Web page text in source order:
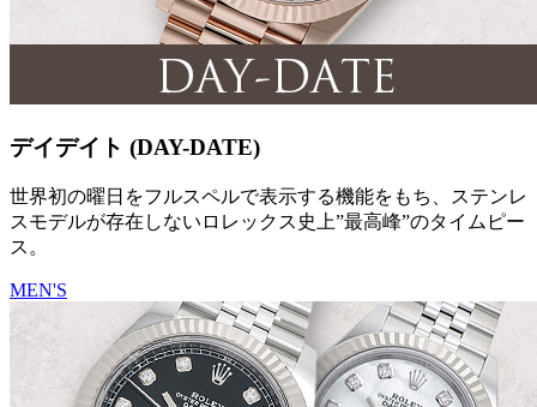
デイデイト (DAY-DATE)
世界初の曜日をフルスペルで表示する機能をもち、ステンレ
スモデルが存在しないロレックス史上”最高峰”のタイムピー
ス。
MEN'S